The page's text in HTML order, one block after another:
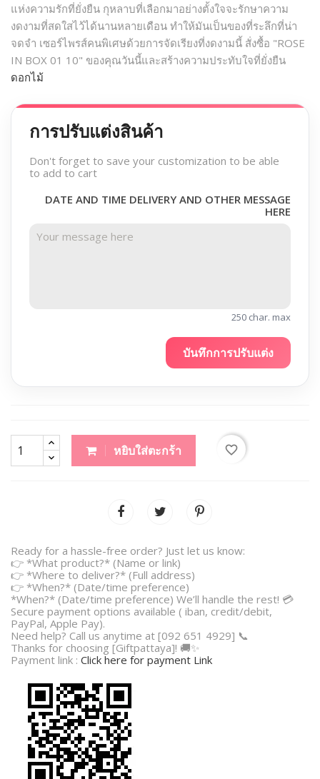
แห่งความรักที่ยั่งยืน กุหลาบที่เลือกมาอย่างตั้งใจจะรักษาความ
งดงามที่สดใสไว้ได้นานหลายเดือน ทำให้มันเป็นของที่ระลึกที่น่า
จดจำ เซอร์ไพรส์คนพิเศษด้วยการจัดเรียงที่งดงามนี้ สั่งซื้อ "ROSE
IN BOX 01 10" ของคุณวันนี้และสร้างความประทับใจที่ยั่งยืน
ดอกไม้
การปรับแต่งสินค้า
Don't forget to save your customization to be able
to add to cart
DATE AND TIME DELIVERY AND OTHER MESSAGE
HERE
250 char. max
บันทึกการปรับแต่ง
หยิบใส่ตะกร้า favorite_border
Ready for a hassle-free order? Just let us know:
👉 *What product?* (Name or link)
👉 *Where to deliver?* (Full address)
👉 *When?* (Date/time preference)
*When?* (Date/time preference) We’ll handle the rest! 💳
Secure payment options available ( iban, credit/debit,
PayPal, Apple Pay).
Need help? Call us anytime at [092 651 4929] 📞
Thanks for choosing [Giftpattaya]! 🚚✨
Payment link : Click here for payment Link